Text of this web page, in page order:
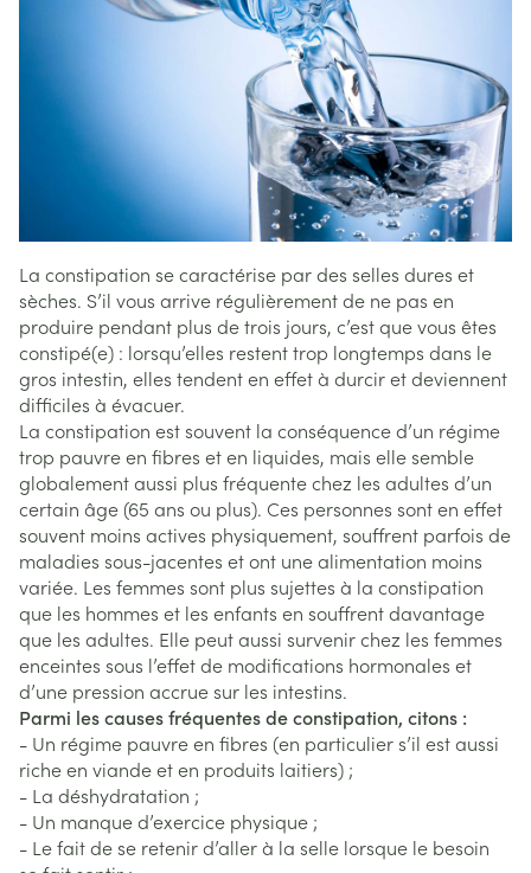
La constipation se caractérise par des selles dures et
sèches. S’il vous arrive régulièrement de ne pas en
produire pendant plus de trois jours, c’est que vous êtes
constipé(e) : lorsqu’elles restent trop longtemps dans le
gros intestin, elles tendent en effet à durcir et deviennent
difficiles à évacuer.
La constipation est souvent la conséquence d’un régime
trop pauvre en fibres et en liquides, mais elle semble
globalement aussi plus fréquente chez les adultes d’un
certain âge (65 ans ou plus). Ces personnes sont en effet
souvent moins actives physiquement, souffrent parfois de
maladies sous-jacentes et ont une alimentation moins
variée. Les femmes sont plus sujettes à la constipation
que les hommes et les enfants en souffrent davantage
que les adultes. Elle peut aussi survenir chez les femmes
enceintes sous l’effet de modifications hormonales et
d’une pression accrue sur les intestins.
Parmi les causes fréquentes de constipation, citons :
- Un régime pauvre en fibres (en particulier s’il est aussi
riche en viande et en produits laitiers) ;
- La déshydratation ;
- Un manque d’exercice physique ;
- Le fait de se retenir d’aller à la selle lorsque le besoin